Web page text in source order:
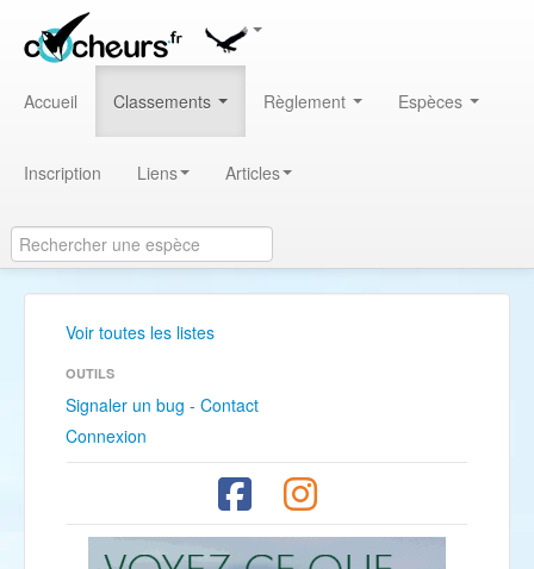
Accueil Classements Règlement Espèces
Inscription Liens Articles
Voir toutes les listes
OUTILS
Signaler un bug - Contact
Connexion